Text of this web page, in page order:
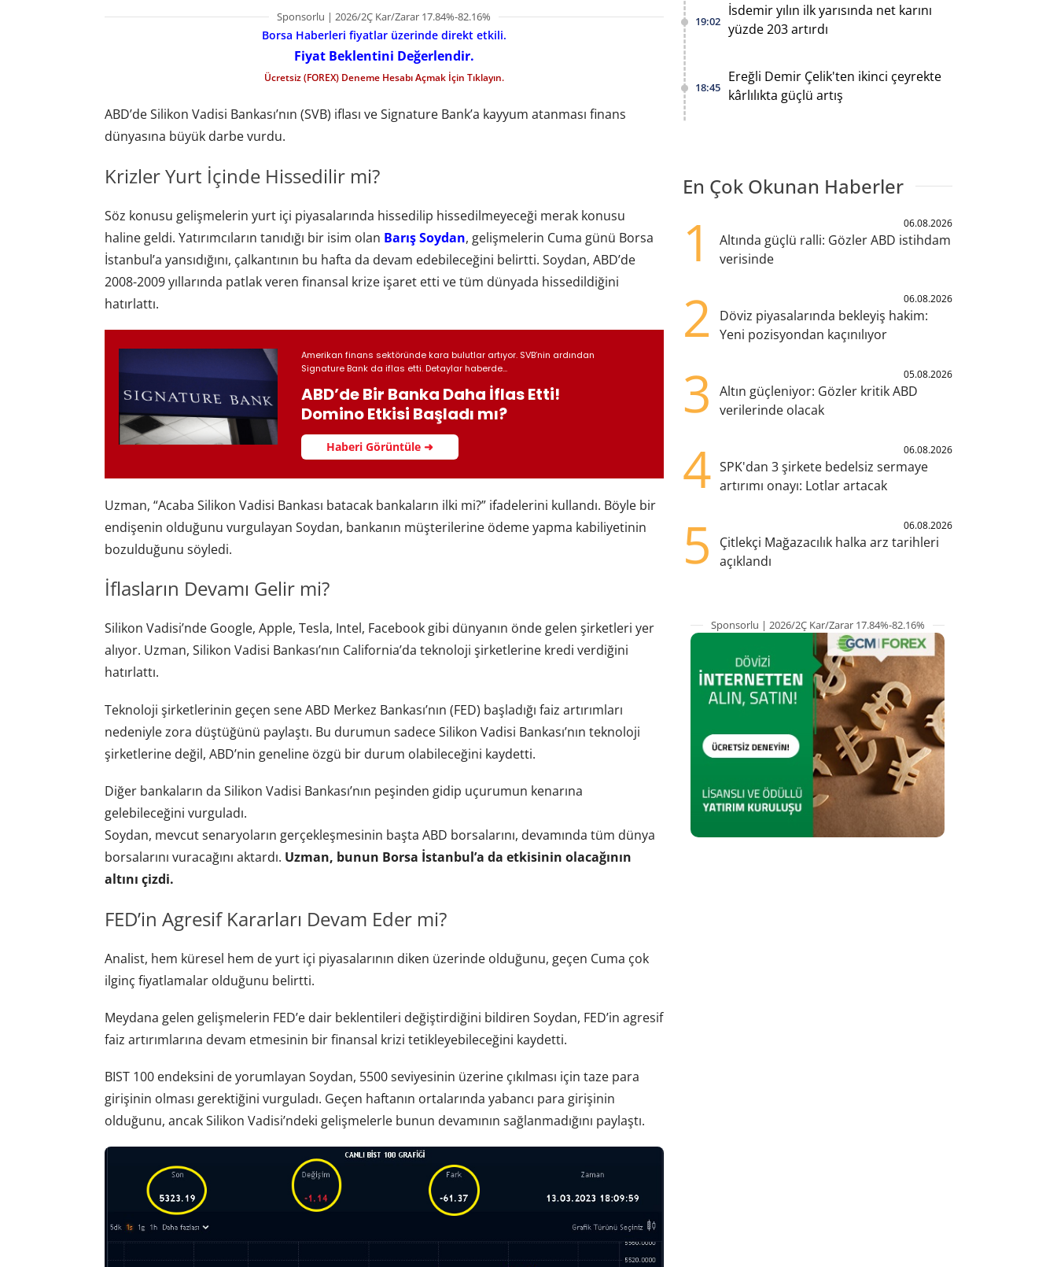
Sponsorlu | 2026/2Ç Kar/Zarar 17.84%-82.16%
Borsa Haberleri fiyatlar üzerinde direkt etkili.
Fiyat Beklentini Değerlendir.
Ücretsiz (FOREX) Deneme Hesabı Açmak İçin Tıklayın.
ABD’de Silikon Vadisi Bankası’nın (SVB) iflası ve Signature Bank’a kayyum atanması finans
dünyasına büyük darbe vurdu.
Krizler Yurt İçinde Hissedilir mi?
Söz konusu gelişmelerin yurt içi piyasalarında hissedilip hissedilmeyeceği merak konusu
haline geldi. Yatırımcıların tanıdığı bir isim olan Barış Soydan, gelişmelerin Cuma günü Borsa
İstanbul’a yansıdığını, çalkantının bu hafta da devam edebileceğini belirtti. Soydan, ABD’de
2008-2009 yıllarında patlak veren finansal krize işaret etti ve tüm dünyada hissedildiğini
hatırlattı.
Amerikan finans sektöründe kara bulutlar artıyor. SVB’nin ardından
Signature Bank da iflas etti. Detaylar haberde...
ABD’de Bir Banka Daha İflas Etti!
Domino Etkisi Başladı mı?
Haberi Görüntüle ➜
Uzman, “Acaba Silikon Vadisi Bankası batacak bankaların ilki mi?” ifadelerini kullandı. Böyle bir
endişenin olduğunu vurgulayan Soydan, bankanın müşterilerine ödeme yapma kabiliyetinin
bozulduğunu söyledi.
İflasların Devamı Gelir mi?
Silikon Vadisi’nde Google, Apple, Tesla, Intel, Facebook gibi dünyanın önde gelen şirketleri yer
alıyor. Uzman, Silikon Vadisi Bankası’nın California’da teknoloji şirketlerine kredi verdiğini
hatırlattı.
Teknoloji şirketlerinin geçen sene ABD Merkez Bankası’nın (FED) başladığı faiz artırımları
nedeniyle zora düştüğünü paylaştı. Bu durumun sadece Silikon Vadisi Bankası’nın teknoloji
şirketlerine değil, ABD’nin geneline özgü bir durum olabileceğini kaydetti.
Diğer bankaların da Silikon Vadisi Bankası’nın peşinden gidip uçurumun kenarına
gelebileceğini vurguladı.
Soydan, mevcut senaryoların gerçekleşmesinin başta ABD borsalarını, devamında tüm dünya
borsalarını vuracağını aktardı. Uzman, bunun Borsa İstanbul’a da etkisinin olacağının
altını çizdi.
FED’in Agresif Kararları Devam Eder mi?
Analist, hem küresel hem de yurt içi piyasalarının diken üzerinde olduğunu, geçen Cuma çok
ilginç fiyatlamalar olduğunu belirtti.
Meydana gelen gelişmelerin FED’e dair beklentileri değiştirdiğini bildiren Soydan, FED’in agresif
faiz artırımlarına devam etmesinin bir finansal krizi tetikleyebileceğini kaydetti.
BIST 100 endeksini de yorumlayan Soydan, 5500 seviyesinin üzerine çıkılması için taze para
girişinin olması gerektiğini vurguladı. Geçen haftanın ortalarında yabancı para girişinin
olduğunu, ancak Silikon Vadisi’ndeki gelişmelerle bunun devamının sağlanmadığını paylaştı.
19:02
İsdemir yılın ilk yarısında net karını
yüzde 203 artırdı
18:45
Ereğli Demir Çelik'ten ikinci çeyrekte
kârlılıkta güçlü artış
En Çok Okunan Haberler
1 06.08.2026
Altında güçlü ralli: Gözler ABD istihdam
verisinde
2 06.08.2026
Döviz piyasalarında bekleyiş hakim:
Yeni pozisyondan kaçınılıyor
3 05.08.2026
Altın güçleniyor: Gözler kritik ABD
verilerinde olacak
4 06.08.2026
SPK'dan 3 şirkete bedelsiz sermaye
artırımı onayı: Lotlar artacak
5 06.08.2026
Çitlekçi Mağazacılık halka arz tarihleri
açıklandı
Sponsorlu | 2026/2Ç Kar/Zarar 17.84%-82.16%